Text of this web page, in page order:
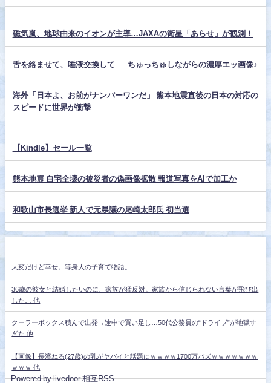
磁気嵐、地球由来のイオンが主導…JAXAの衛星「あらせ」が観測！
舌を絡ませて、唾液交換して── ちゅっちゅしながらの濃厚エッ画像♪
海外「日本よ、お前がナンバーワンだ」 熊本地震直後の日本の対応の
スピードに世界が衝撃
【Kindle】セール一覧
熊本地震 自宅全壊の被災者の偽画像拡散 報道写真をAIで加工か
和歌山市長選挙 新人で元県議の尾崎太郎氏 初当選
大変だけど幸せ。等身大の子育て物語。
36歳の彼女と結婚したいのに、家族が猛反対。家族から信じられない言葉が飛び出
した… 他
クーラーボックス積んで出発→途中で買い足し…50代公務員の“ドライブ”が地獄す
ぎた 他
【画像】長濱ねる(27歳)の乳がヤバイと話題にｗｗｗｗ1700万バズｗｗｗｗｗｗｗ
ｗｗｗ 他
Powered by livedoor 相互RSS